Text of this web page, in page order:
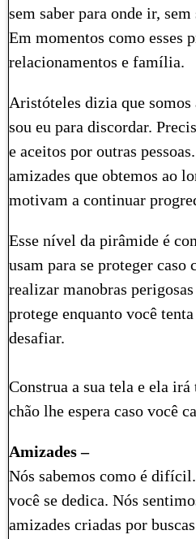
sem saber para onde ir,
Em momentos como esses
relacionamentos e família.
Aristóteles dizia que
sou eu para discordar.
e aceitos por outras
amizades que obtemos ao
motivam a continuar
Esse nível da pirâmide é
usam para se proteger caso
realizar manobras
protege enquanto você
desafiar.
Construa a sua tela e ela
chão lhe espera caso você
Amizades –
Nós sabemos como é
você se dedica. Nós
amizades criadas por